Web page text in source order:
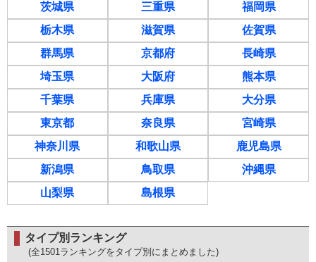
茨城県
栃木県
群馬県
埼玉県
千葉県
東京都
神奈川県
新潟県
山梨県
三重県
滋賀県
京都府
大阪府
兵庫県
奈良県
和歌山県
鳥取県
島根県
福岡県
佐賀県
長崎県
熊本県
大分県
宮崎県
鹿児島県
沖縄県
タイプ別ランキング
(全1501ランキングをタイプ別にまとめました)